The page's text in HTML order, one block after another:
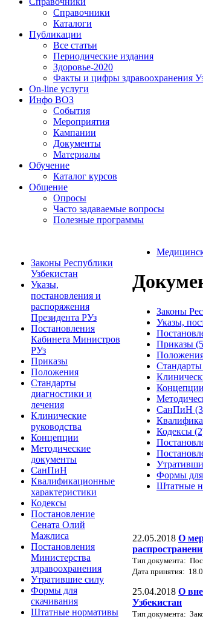
Справочники
Каталоги
Публикации
Все статьи
Периодические издания
Здоровье-2020
Факты и цифры здравоохранения
On-line услуги
Инфо ВОЗ
События
Мероприятия
Кампании
Документы
Материалы
Обучение
Каталог курсов
Общение
Опросы
Часто задаваемые вопросы
Полезные программы
Законы Республики
Узбекистан
Указы,
постановления и
распоряжения
Президента РУз
Постановления
Кабинета Министров
РУз
Приказы
Положения
Стандарты
диагностики и
лечения
Клинические
руководства
Концепции
Методические
документы
СанПиН
Квалификационные
характеристики
Кодексы
Постановление
Сената Олий
Мажлиса
Постановления
Министерства
здравоохранения
Утратившие силу
Формы для
скачивания
Штатные нормативы
Законы
Указы,
Приказы
СанПиН
Кодексы
Формы для
Штатные
22.05.2018 О
Тип документа:
Дата принятия:
25.04.2018 О
Узбекистан
Тип документа: